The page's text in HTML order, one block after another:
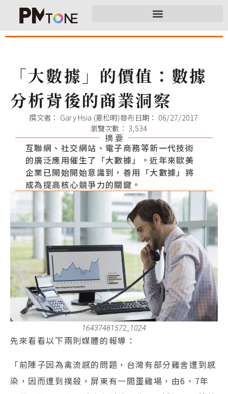
「大數據」的價值：數據
分析背後的商業洞察
撰文者： Gary Hsia (夏松明)發布日期： 06/27/2017
瀏覽次數： 3,534
摘 要
互聯網、社交網站、電子商務等新一代技術
的廣泛應用催生了「大數據」。近年來歐美
企業已開始開始意識到，善用「大數據」將
成為提高核心競爭力的關鍵。
16437481572_1024
先來看看以下兩則媒體的報導：
「前陣子因為禽流感的問題，台灣有部分雞舍遭到感
染，因而遭到撲殺，屏東有一間蛋雞場，由6、7年